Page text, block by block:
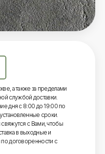
а также за пределами
службой доставки.
дня с 8:00 до 19:00 по
сроки.
с Вами, чтобы
в выходные и
договоренности с